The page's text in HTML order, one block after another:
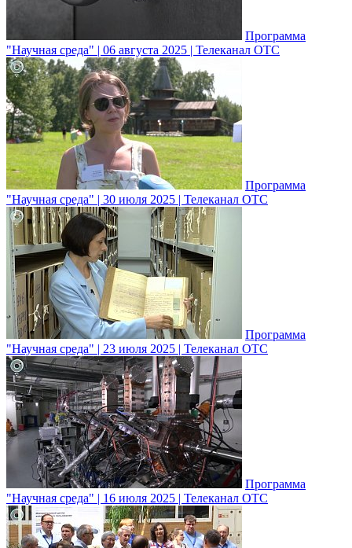
Программа
"Научная среда" | 06 августа 2025 | Телеканал ОТС
Программа
"Научная среда" | 30 июля 2025 | Телеканал ОТС
Программа
"Научная среда" | 23 июля 2025 | Телеканал ОТС
Программа
"Научная среда" | 16 июля 2025 | Телеканал ОТС